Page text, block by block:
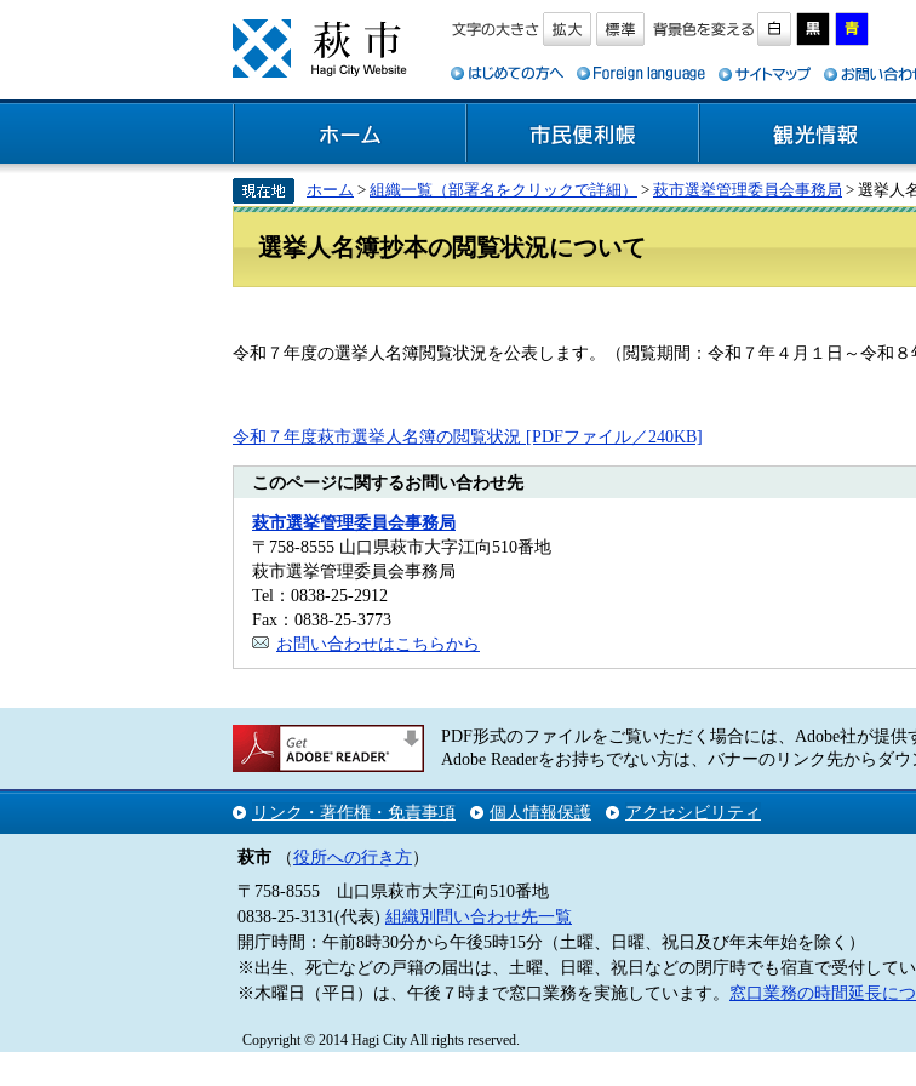
ホーム > 組織一覧（部署名をクリックで詳細） > 萩市選挙管理委員会事務局 > 選挙人
選挙人名簿抄本の閲覧状況について
令和７年度の選挙人名簿閲覧状況を公表します。（閲覧期間：令和７年４月１日～令和８
令和７年度萩市選挙人名簿の閲覧状況 [PDFファイル／240KB]
このページに関するお問い合わせ先
萩市選挙管理委員会事務局
〒758-8555 山口県萩市大字江向510番地
萩市選挙管理委員会事務局
Tel：0838-25-2912
Fax：0838-25-3773
お問い合わせはこちらから
PDF形式のファイルをご覧いただく場合には、Adobe社が提供
Adobe Readerをお持ちでない方は、バナーのリンク先からダ
リンク・著作権・免責事項 個人情報保護 アクセシビリティ
萩市 （役所への行き方）
〒758-8555 山口県萩市大字江向510番地
0838-25-3131(代表) 組織別問い合わせ先一覧
開庁時間：午前8時30分から午後5時15分（土曜、日曜、祝日及び年末年始を除く）
※出生、死亡などの戸籍の届出は、土曜、日曜、祝日などの閉庁時でも宿直で受付してい
※木曜日（平日）は、午後７時まで窓口業務を実施しています。 窓口業務の時間延長に
Copyright © 2014 Hagi City All rights reserved.